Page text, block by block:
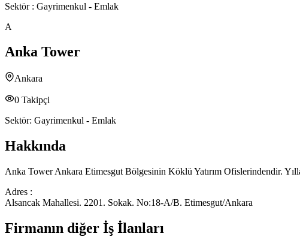
Sektör : Gayrimenkul - Emlak
A
Anka Tower
Ankara
0 Takipçi
Sektör: Gayrimenkul - Emlak
Hakkında
Anka Tower Ankara Etimesgut Bölgesinin Köklü Yatırım Ofislerindendir.
Adres :
Alsancak Mahallesi. 2201. Sokak. No:18-A/B. Etimesgut/Ankara
Firmanın diğer İş İlanları